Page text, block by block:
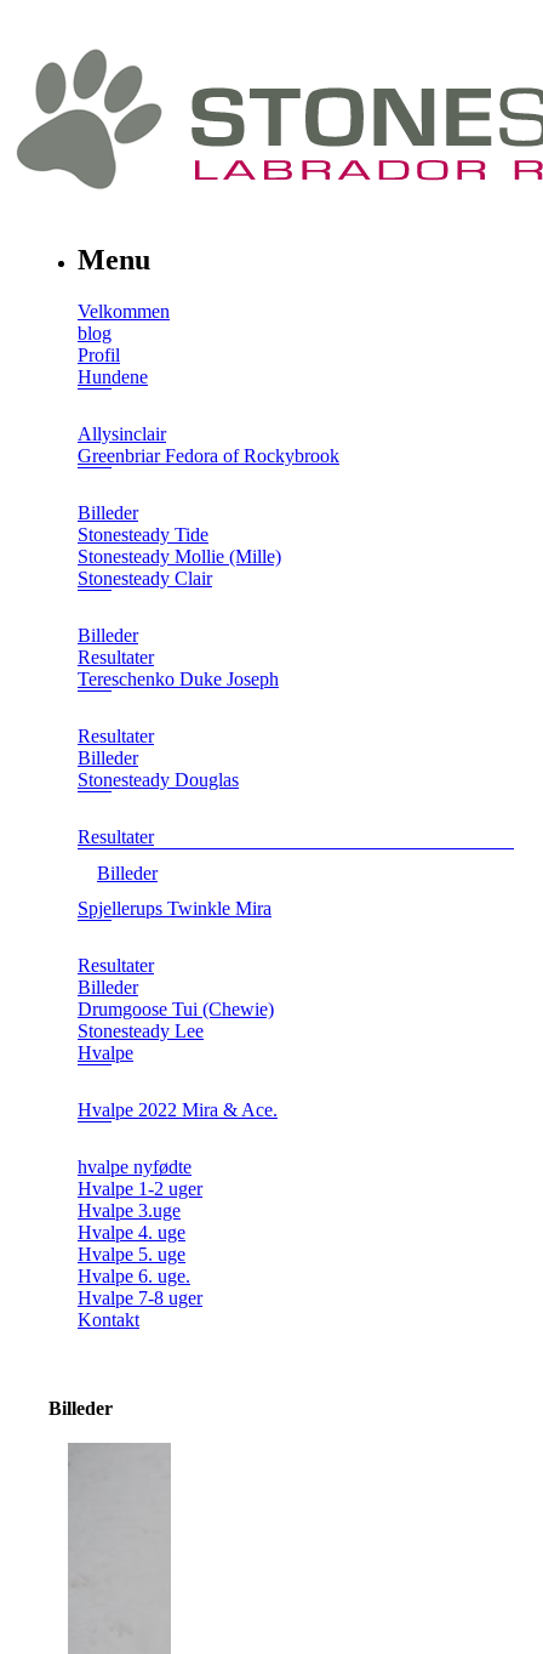
Menu
Velkommen
blog
Profil
Hundene
Allysinclair
Greenbriar Fedora of Rockybrook
Billeder
Stonesteady Tide
Stonesteady Mollie (Mille)
Stonesteady Clair
Billeder
Resultater
Tereschenko Duke Joseph
Resultater
Billeder
Stonesteady Douglas
Resultater
Billeder
Spjellerups Twinkle Mira
Resultater
Billeder
Drumgoose Tui (Chewie)
Stonesteady Lee
Hvalpe
Hvalpe 2022 Mira & Ace.
hvalpe nyfødte
Hvalpe 1-2 uger
Hvalpe 3.uge
Hvalpe 4. uge
Hvalpe 5. uge
Hvalpe 6. uge.
Hvalpe 7-8 uger
Kontakt
Billeder